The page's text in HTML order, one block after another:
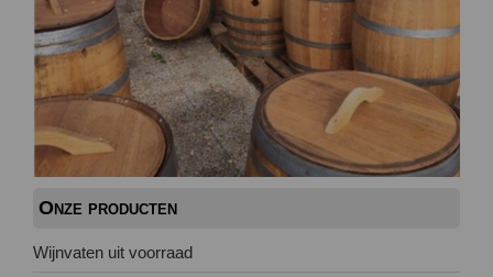
Onze producten
Wijnvaten uit voorraad